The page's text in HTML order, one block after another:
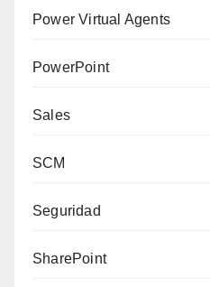
Power Virtual Agents
PowerPoint
Sales
SCM
Seguridad
SharePoint